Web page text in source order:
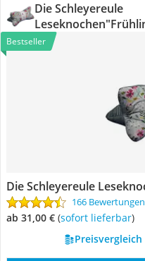
Die Schleyereule
Bestseller
Die Schleyereule
166 Bewertungen
ab 31,00 € ( Sofort lieferbar)